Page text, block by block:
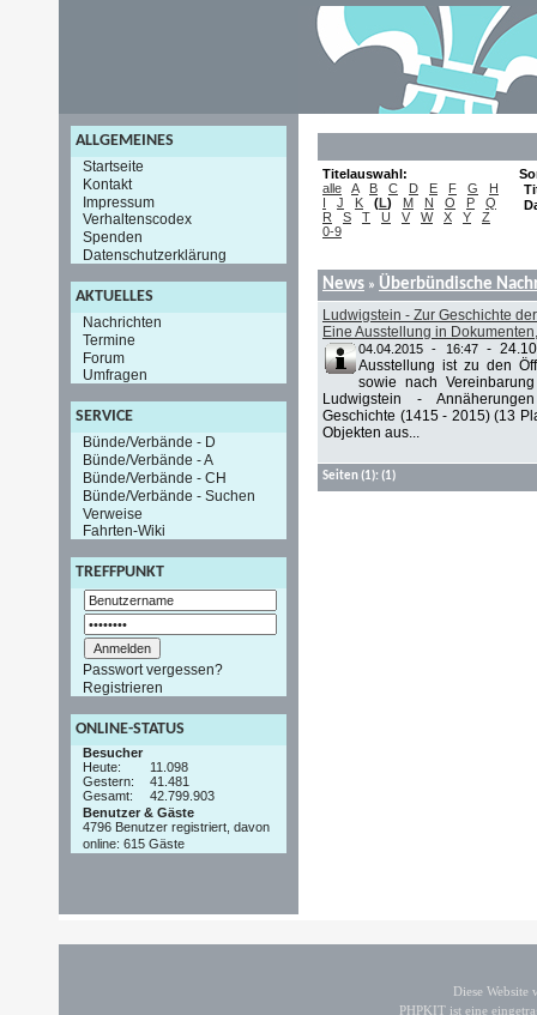
ALLGEMEINES
Startseite
Kontakt
Impressum
Verhaltenscodex
Spenden
Datenschutzerklärung
AKTUELLES
Nachrichten
Termine
Forum
Umfragen
SERVICE
Bünde/Verbände - D
Bünde/Verbände - A
Bünde/Verbände - CH
Bünde/Verbände - Suchen
Verweise
Fahrten-Wiki
TREFFPUNKT
Passwort vergessen?
Registrieren
ONLINE-STATUS
Besucher
Heute:
11.098
Gestern:
41.481
Gesamt:
42.799.903
Benutzer & Gäste
4796 Benutzer registriert, davon
online: 615 Gäste
Titelauswahl:
alle
A B C D E F G
H
I
J K (L) M N O P
Q
R
S T U V W X Y
Z
0-9
News » Überbündische
Ludwigstein - Zur Geschichte
Eine Ausstellung in
04.04.2015 - 16:47-
Ausstellung ist zu den
sowie nach
Ludwigstein -
Geschichte (1415 - 2015) (13
Objekten aus...
Seiten(1): (1)
Diese
PHPKIT ist eine